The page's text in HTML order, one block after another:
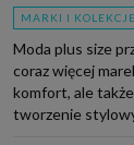
MARKI I KOLEKCJE
Moda plus size
coraz więcej
komfort, ale
tworzenie